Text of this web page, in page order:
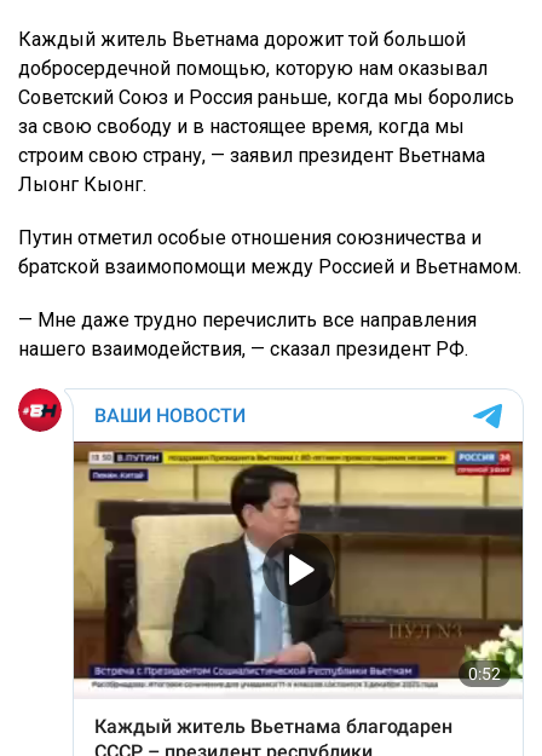
Каждый житель Вьетнама дорожит той большой
добросердечной помощью, которую нам оказывал
Советский Союз и Россия раньше, когда мы боролись
за свою свободу и в настоящее время, когда мы
строим свою страну, — заявил президент Вьетнама
Лыонг Кыонг.
Путин отметил особые отношения союзничества и
братской взаимопомощи между Россией и Вьетнамом.
— Мне даже трудно перечислить все направления
нашего взаимодействия, — сказал президент РФ.